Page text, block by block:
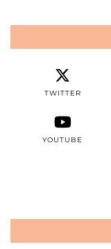
TWITTER
YOUTUBE